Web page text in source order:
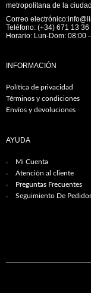
metropolitana de la
Correo
Teléfono: (+34) 671 13 36
Horario: Lun-Dom: 08:00
INFORMACIÓN
Política de privacidad
Términos y condiciones
Envíos y devoluciones
AYUDA
Mi Cuenta
Atención al cliente
Preguntas Frecuentes
Seguimiento De